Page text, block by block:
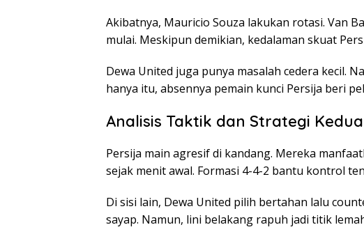
Akibatnya, Mauricio Souza lakukan rotasi. Van
mulai. Meskipun demikian, kedalaman skuat
Dewa United juga punya masalah cedera kecil.
hanya itu, absennya pemain kunci Persija beri
Analisis Taktik dan Strategi
Persija main agresif di kandang. Mereka
sejak menit awal. Formasi 4-4-2 bantu kontrol
Di sisi lain, Dewa United pilih bertahan lalu
sayap. Namun, lini belakang rapuh jadi titik